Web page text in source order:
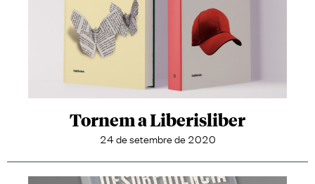
Tornem a Liberisliber
24 de setembre de 2020